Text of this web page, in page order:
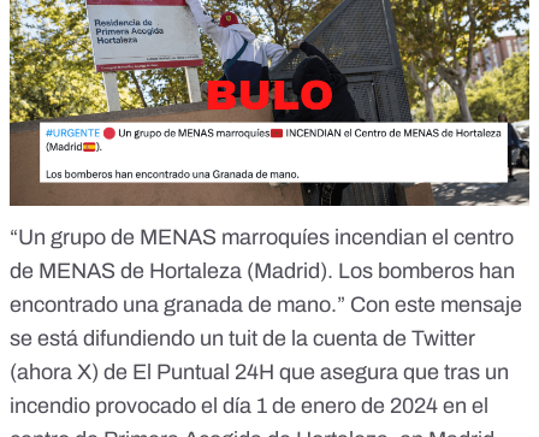
“Un grupo de MENAS marroquíes incendian el centro
de MENAS de Hortaleza (Madrid). Los bomberos han
encontrado una granada de mano.” Con este mensaje
se está difundiendo un tuit de la cuenta de Twitter
(ahora X) de El Puntual 24H que asegura que tras un
incendio provocado el día 1 de enero de 2024 en el